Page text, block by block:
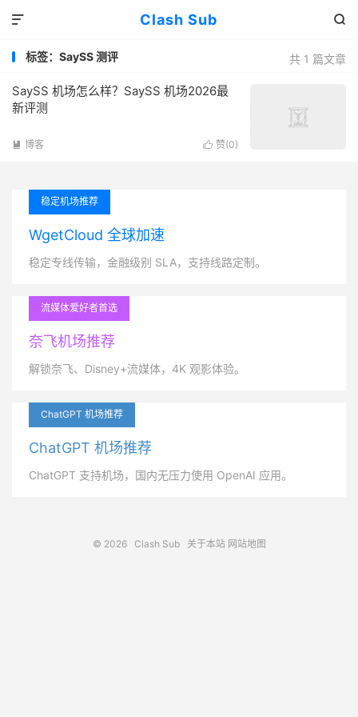
Clash Sub 

共 1 篇文章
标签：SaySS 测评
SaySS 机场怎么样？SaySS 机场2026最
新评测
 赞(0)
 博客
稳定机场推荐
WgetCloud 全球加速
稳定专线传输，金融级别 SLA，支持线路定制。
流媒体爱好者首选
奈飞机场推荐
解锁奈飞、Disney+流媒体，4K 观影体验。
ChatGPT 机场推荐
ChatGPT 机场推荐
ChatGPT 支持机场，国内无压力使用 OpenAI 应用。
© 2026 Clash Sub 关于本站 网站地图